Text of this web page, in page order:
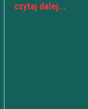
czytaj dalej...